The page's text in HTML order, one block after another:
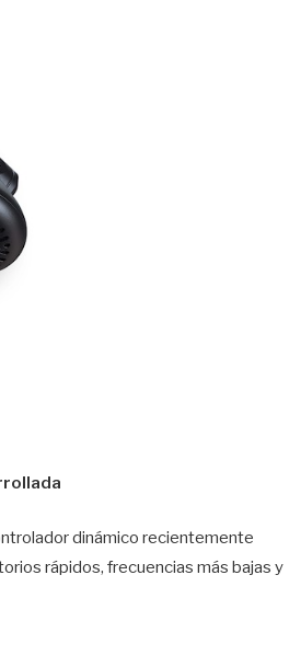
dinámico recientemente
rápidos, frecuencias más bajas y